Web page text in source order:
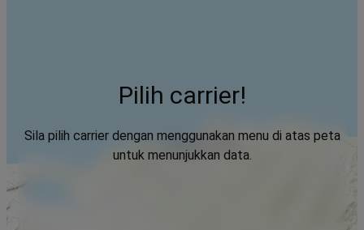
Pilih carrier!
Sila pilih carrier dengan menggunakan menu di atas peta
untuk menunjukkan data.